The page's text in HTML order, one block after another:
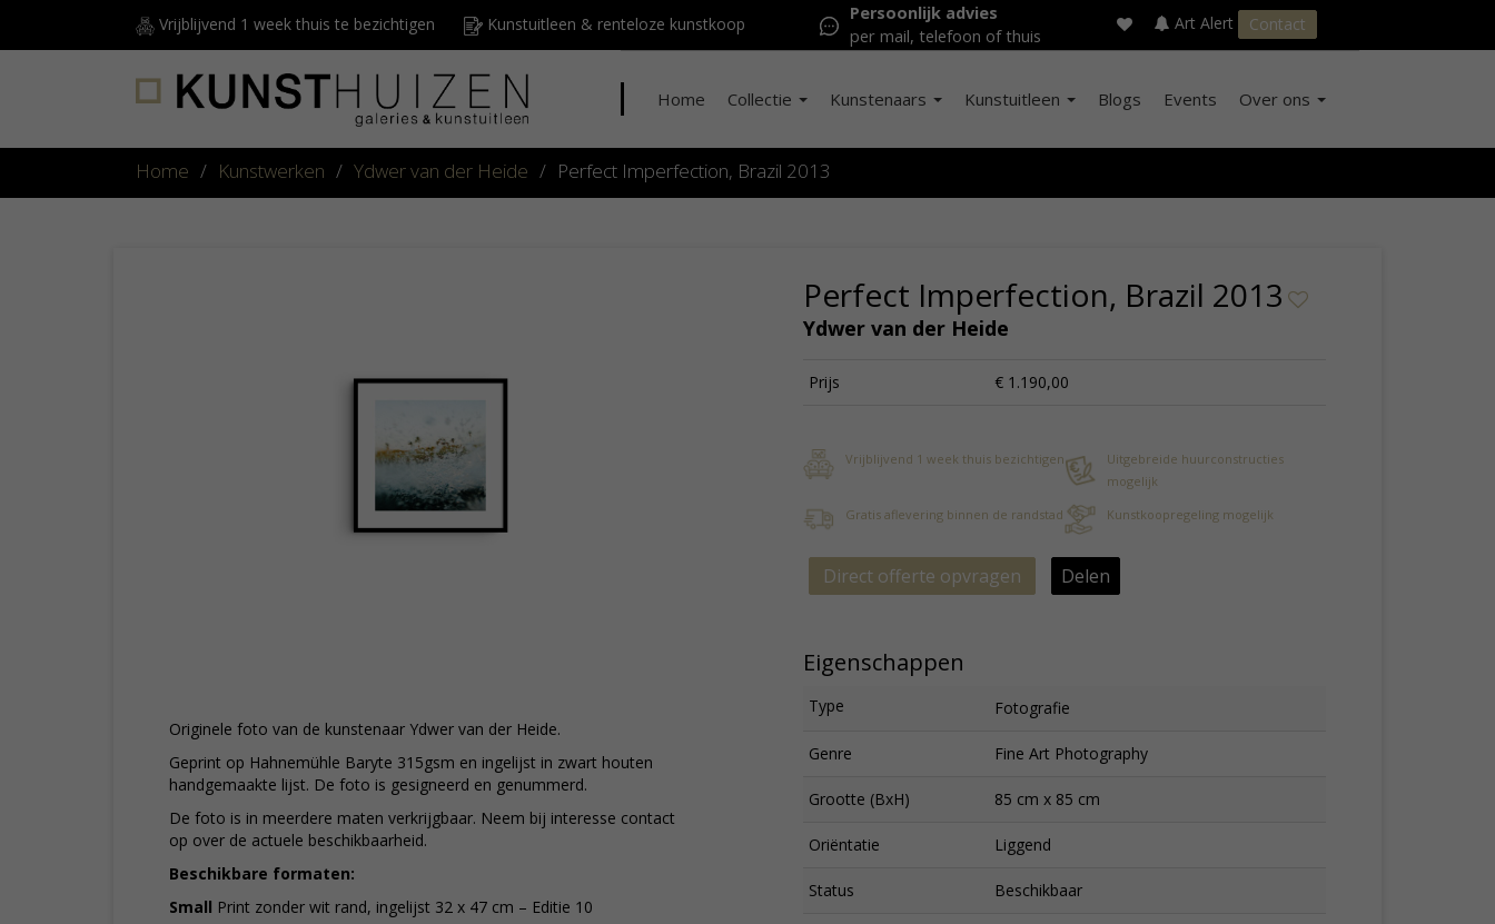
Vrijblijvend 1 week thuis te bezichtigen Kunstuitleen & renteloze kunstkoop
Persoonlijk advies
per mail, telefoon of thuis
Art Alert Contact
Home Collectie Kunstenaars Kunstuitleen Blogs Events Over ons
Home / Kunstwerken / Ydwer van der Heide / Perfect Imperfection, Brazil 2013
Originele foto van de kunstenaar Ydwer van der Heide.
Geprint op Hahnemühle Baryte 315gsm en ingelijst in zwart houten
handgemaakte lijst. De foto is gesigneerd en genummerd.
De foto is in meerdere maten verkrijgbaar. Neem bij interesse contact
op over de actuele beschikbaarheid.
Beschikbare formaten:
Small Print zonder wit rand, ingelijst 32 x 47 cm – Editie 10
Perfect Imperfection, Brazil 2013
Ydwer van der Heide
Prijs € 1.190,00
Vrijblijvend 1 week thuis bezichtigen
Uitgebreide huurconstructies
mogelijk
Gratis aflevering binnen de randstad
Kunstkoopregeling mogelijk
Direct offerte opvragen Delen
Eigenschappen
Type Fotografie
Genre Fine Art Photography
Grootte (BxH) 85 cm x 85 cm
Oriëntatie Liggend
Status Beschikbaar